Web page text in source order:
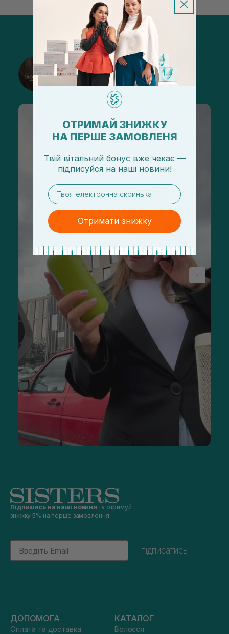
@sisters_stelmakh в Instagram
Підписатися
Підпишись на наші новини та отримуй
знижку 5% на перше замовлення
Email
підписатись
ДОПОМОГА
Оплата та доставка
КАТАЛОГ
Волосся
ОТРИМАЙ ЗНИЖКУ
НА ПЕРШЕ ЗАМОВЛЕНЯ
Твій вітальний бонус вже чекає —
підписуйся на наші новини!
email
Отримати знижку